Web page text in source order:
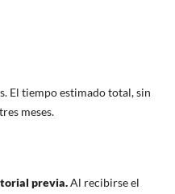
El tiempo estimado total, sin
meses.
previa.Al recibirse el